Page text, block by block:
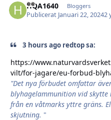
HQA1640 Bloggers
Publicerat Januari 22, 20242
3 hours ago redtop sa:
https://
vilt/for-jagare/eu-forbud-
"Det nya förbudet omfattar
blyhagelammunition vid
från en våtmarks yttre gräns.
skjutning. "